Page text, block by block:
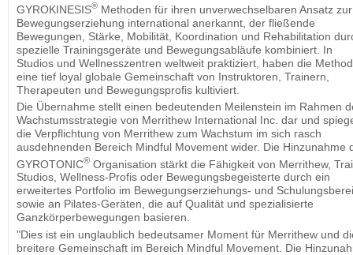
GYROKINESIS® Methoden für ihren unverwechselbaren Ansatz zur
Bewegungserziehung international anerkannt, der fließende
Bewegungen, Stärke, Mobilität, Koordination und Rehabilitation
spezielle Trainingsgeräte und Bewegungsabläufe kombiniert. In
Studios und Wellnesszentren weltweit praktiziert, haben die
eine tief loyal globale Gemeinschaft von Instruktoren, Trainern,
Therapeuten und Bewegungsprofis kultiviert.
Die Übernahme stellt einen bedeutenden Meilenstein im Rahmen
Wachstumsstrategie von Merrithew International Inc. dar und
die Verpflichtung von Merrithew zum Wachstum im sich rasch
ausdehnenden Bereich Mindful Movement wider. Die Hinzunahme
GYROTONIC® Organisation stärkt die Fähigkeit von Merrithew,
Studios, Wellness-Profis oder Bewegungsbegeisterte durch ein
erweitertes Portfolio im Bewegungserziehungs- und
sowie an Pilates-Geräten, die auf Qualität und spezialisierte
Ganzkörperbewegungen basieren.
"Dies ist ein unglaublich bedeutsamer Moment für Merrithew und
breitere Gemeinschaft im Bereich Mindful Movement. Die